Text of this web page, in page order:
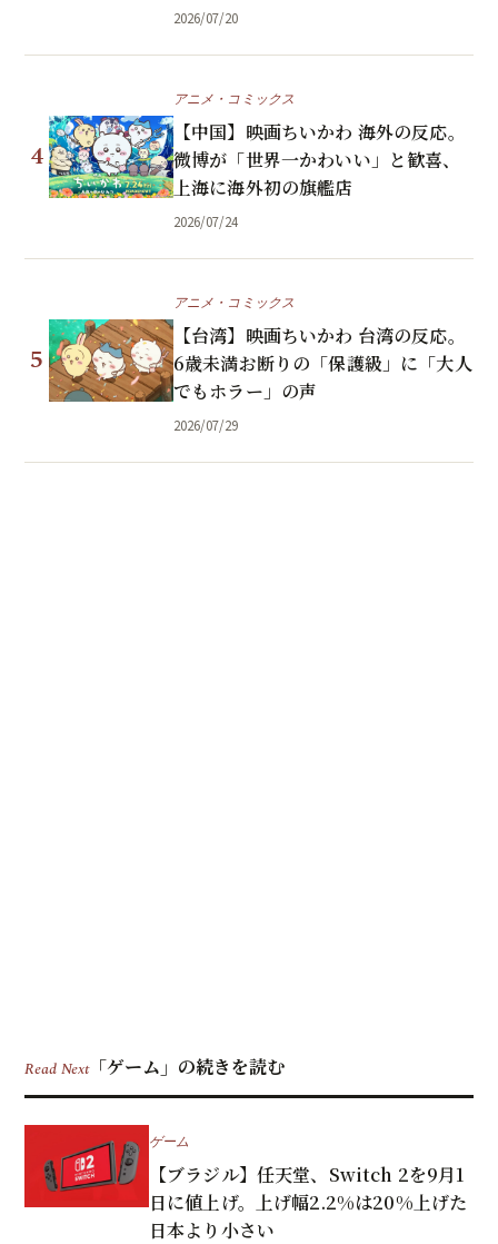
2026/07/20
4
アニメ・コミックス
【中国】映画ちいかわ 海外の反応。
微博が「世界一かわいい」と歓喜、
上海に海外初の旗艦店
2026/07/24
5
アニメ・コミックス
【台湾】映画ちいかわ 台湾の反応。
6歳未満お断りの「保護級」に「大人
でもホラー」の声
2026/07/29
Read Next「ゲーム」の続きを読む
ゲーム
【ブラジル】任天堂、Switch 2を9月1
日に値上げ。上げ幅2.2%は20%上げた
日本より小さい